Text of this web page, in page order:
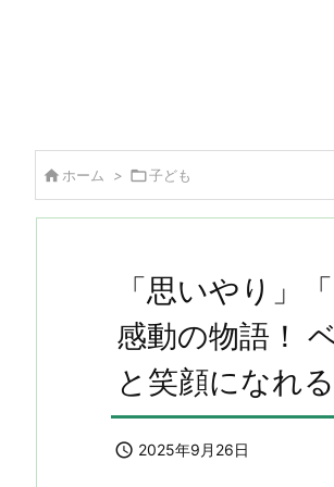
 ホーム > 子ども
「思いやり」
感動の物語！
と笑顔になれ
 2025年9月26日